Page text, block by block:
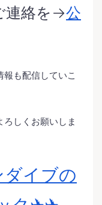
連絡を→公
も配信していこ
ろしくお願いしま
イブの